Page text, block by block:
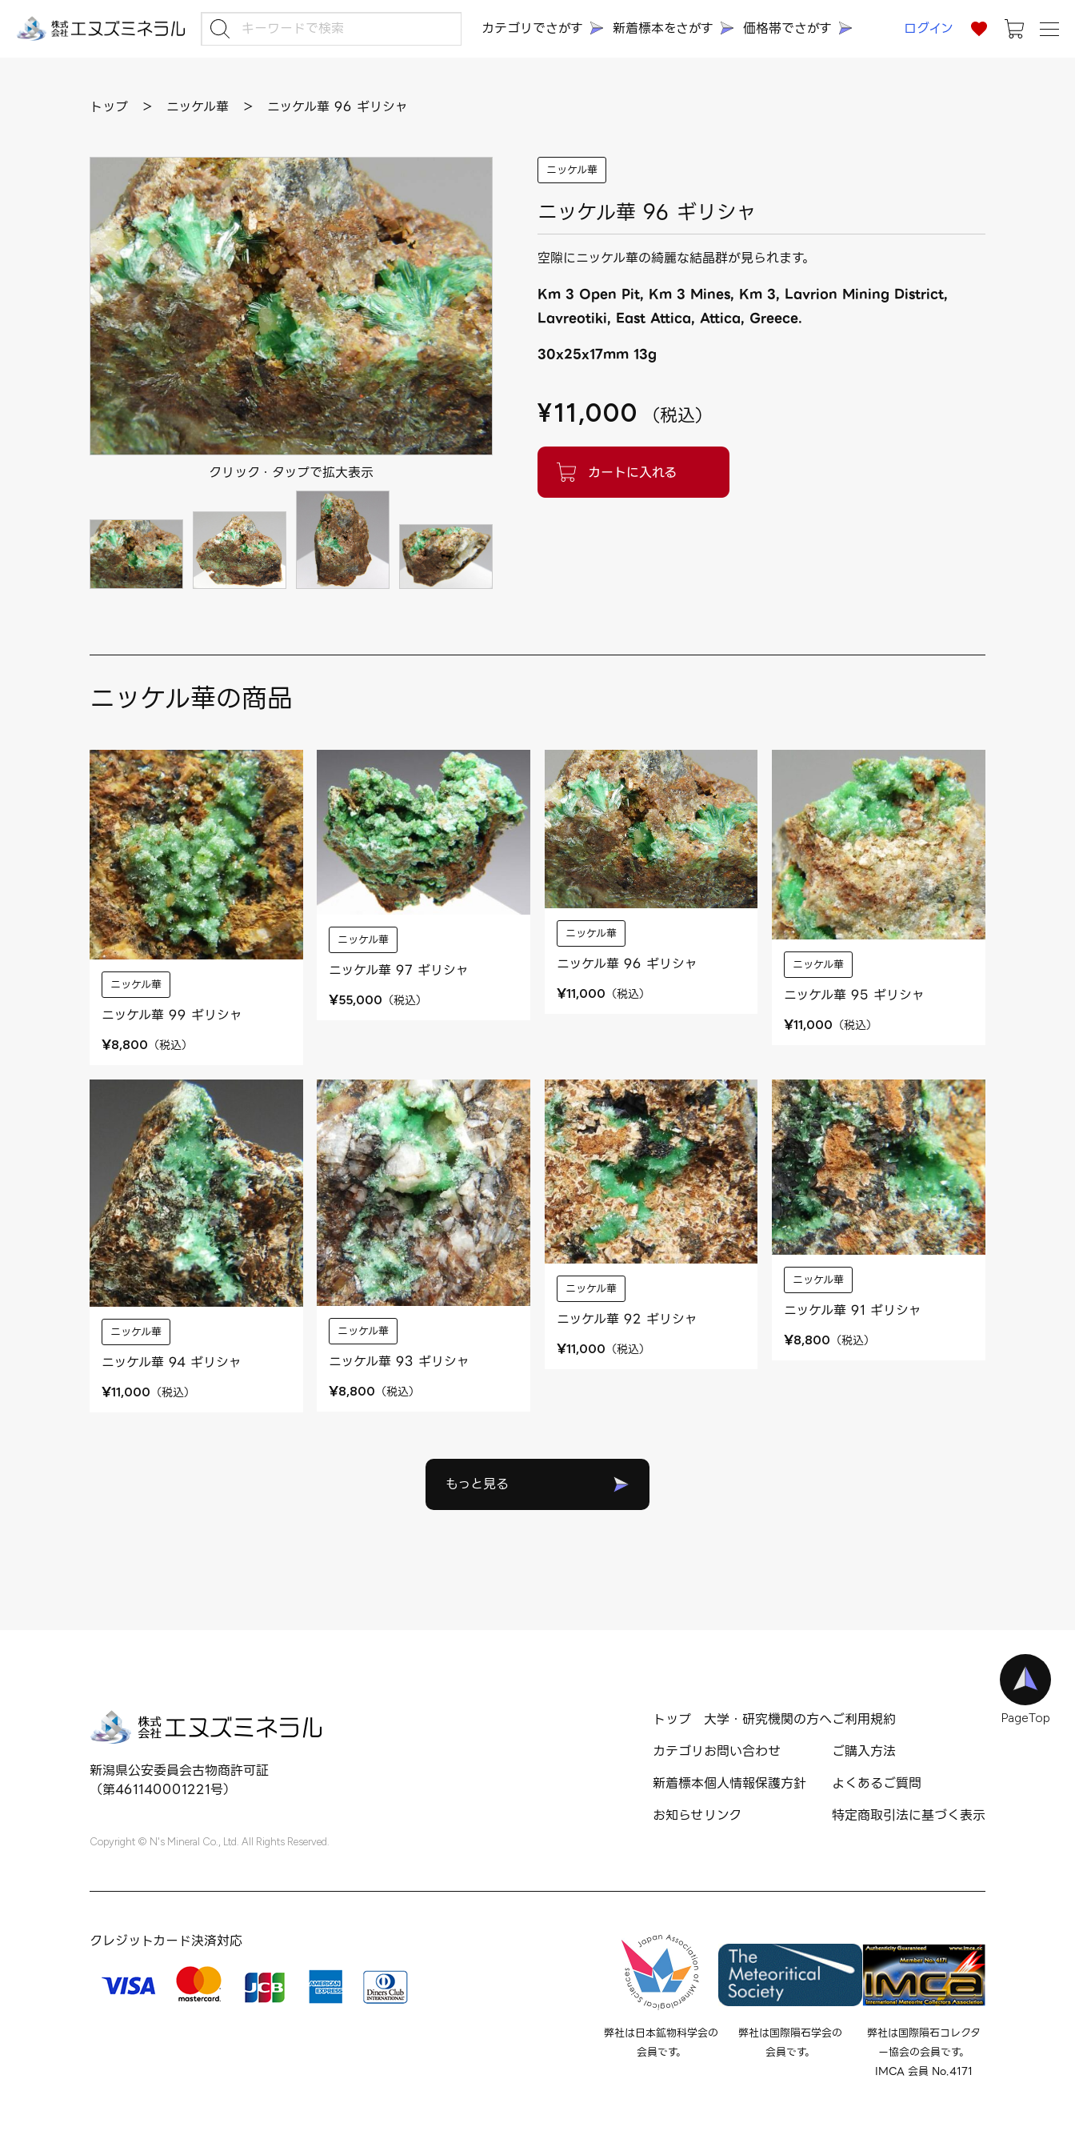
カテゴリでさがす 新着標本をさがす 価格帯でさがす ログイン
トップ ＞ ニッケル華 ＞ ニッケル華 96 ギリシャ
クリック・タップで拡大表示
ニッケル華
ニッケル華 96 ギリシャ
空隙にニッケル華の綺麗な結晶群が見られます。
Km 3 Open Pit, Km 3 Mines, Km 3, Lavrion Mining District,
Lavreotiki, East Attica, Attica, Greece.
30x25x17mm 13g
¥11,000 （税込）
ニッケル華の商品
ニッケル華
ニッケル華 99 ギリシャ
¥8,800 （税込）
ニッケル華
ニッケル華 97 ギリシャ
¥55,000 （税込）
ニッケル華
ニッケル華 96 ギリシャ
¥11,000 （税込）
ニッケル華
ニッケル華 95 ギリシャ
¥11,000 （税込）
ニッケル華
ニッケル華 94 ギリシャ
¥11,000 （税込）
ニッケル華
ニッケル華 93 ギリシャ
¥8,800 （税込）
ニッケル華
ニッケル華 92 ギリシャ
¥11,000 （税込）
ニッケル華
ニッケル華 91 ギリシャ
¥8,800 （税込）
もっと見る
PageTop
新潟県公安委員会古物商許可証
（第461140001221号）
Copyright © N's Mineral Co., Ltd. All Rights Reserved.
トップ
カテゴリ
新着標本
お知らせ
大学・研究機関の方へ
お問い合わせ
個人情報保護方針
リンク
ご利用規約
ご購入方法
よくあるご質問
特定商取引法に基づく表示
クレジットカード決済対応
弊社は日本鉱物科学会の
会員です。
弊社は国際隕石学会の
会員です。
弊社は国際隕石コレクタ
ー協会の会員です。
IMCA 会員 No.4171